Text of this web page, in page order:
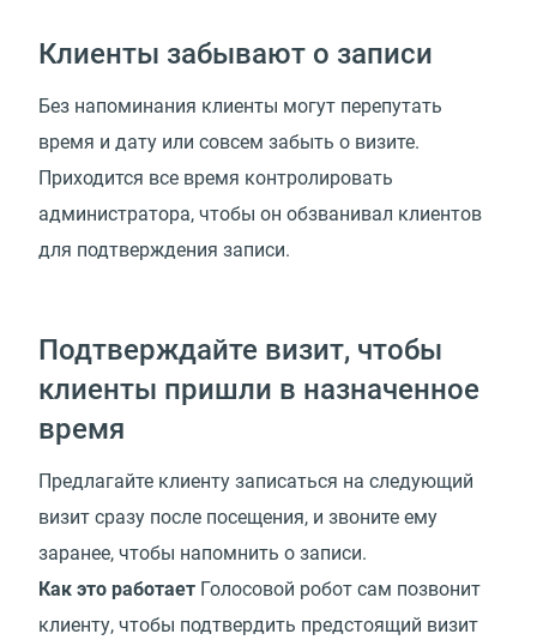
Клиенты забывают о записи
Без напоминания клиенты могут перепутать
время и дату или совсем забыть о визите.
Приходится все время контролировать
администратора, чтобы он обзванивал клиентов
для подтверждения записи.
Подтверждайте визит, чтобы
клиенты пришли в назначенное
время
Предлагайте клиенту записаться на следующий
визит сразу после посещения, и звоните ему
заранее, чтобы напомнить о записи.
Как это работает Голосовой робот сам позвонит
клиенту, чтобы подтвердить предстоящий визит